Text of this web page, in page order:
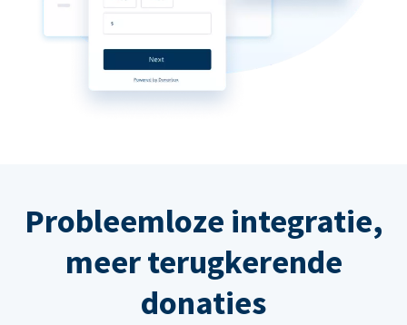
Probleemloze integratie,
meer terugkerende
donaties